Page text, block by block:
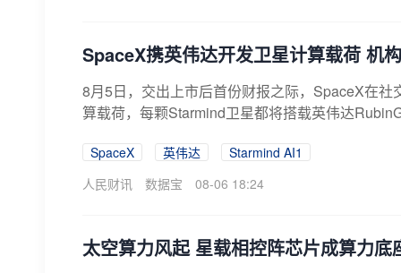
SpaceX携英伟达开发卫星计算载荷 机
8月5日，交出上市后首份财报之际，SpaceX在
算载荷，每颗Starmind卫星都将搭载英伟达
SpaceX 英伟达
Starmind AI1
人民财讯
数据宝 08-06 18:24
太空算力风起 星载相控阵芯片成算力